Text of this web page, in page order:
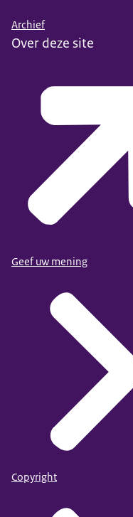
Archief
Over deze site
Geef uw mening
Copyright